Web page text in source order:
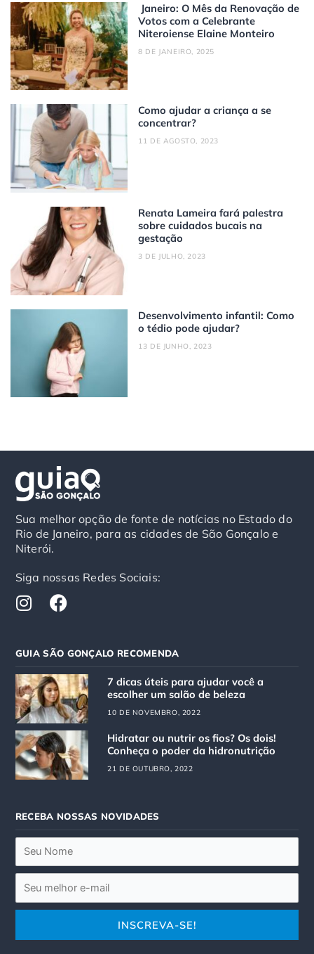
Janeiro: O Mês da Renovação de
Votos com a Celebrante
Niteroiense Elaine Monteiro
8 DE JANEIRO, 2025
Como ajudar a criança a se
concentrar?
11 DE AGOSTO, 2023
Renata Lameira fará palestra
sobre cuidados bucais na
gestação
3 DE JULHO, 2023
Desenvolvimento infantil: Como
o tédio pode ajudar?
13 DE JUNHO, 2023
Sua melhor opção de fonte de notícias no Estado do
Rio de Janeiro, para as cidades de São Gonçalo e
Niterói.
Siga nossas Redes Sociais:
I
n
t
a
g
r
a
m
F
a
e
b
o
o
k
GUIA SÃO GONÇALO RECOMENDA
7 dicas úteis para ajudar você a
escolher um salão de beleza
10 DE NOVEMBRO, 2022
Hidratar ou nutrir os fios? Os dois!
Conheça o poder da hidronutrição
21 DE OUTUBRO, 2022
RECEBA NOSSAS NOVIDADES